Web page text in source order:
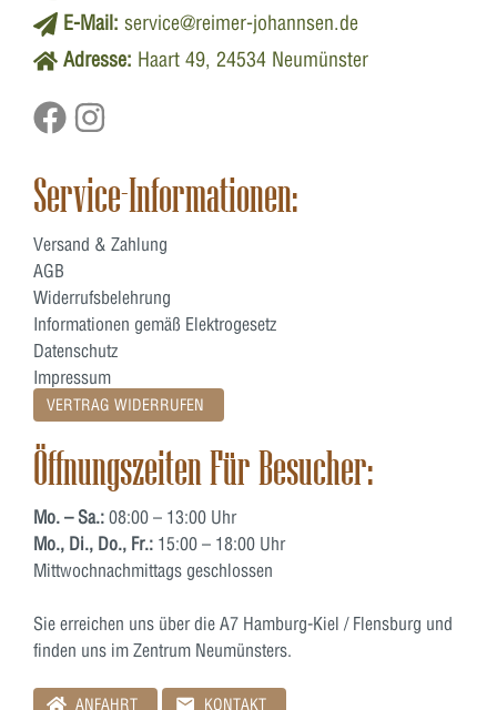
E-Mail: service@reimer-johannsen.de
Adresse: Haart 49, 24534 Neumünster
Service-Informationen:
Versand & Zahlung
AGB
Widerrufsbelehrung
Informationen gemäß Elektrogesetz
Datenschutz
Impressum
VERTRAG WIDERRUFEN
Öffnungszeiten Für Besucher:
Mo. – Sa.: 08:00 – 13:00 Uhr
Mo., Di., Do., Fr.: 15:00 – 18:00 Uhr
Mittwochnachmittags geschlossen
Sie erreichen uns über die A7 Hamburg-Kiel / Flensburg und
finden uns im Zentrum Neumünsters.
ANFAHRT KONTAKT